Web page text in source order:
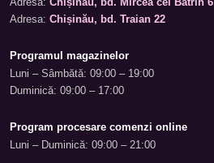
Adresa: Chișinău, bd. Mircea cel Bătrîn 6
Adresa: Chișinău, bd. Traian 22
Programul magazinelor
Luni – Sâmbătă: 09:00 – 19:00
Duminică: 09:00 – 17:00
Program procesare comenzi online
Luni – Duminică: 09:00 – 21:00